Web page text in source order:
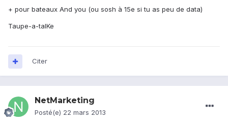
+ pour bateaux And you (ou sosh à 15e si tu as peu de data)
Taupe-a-talKe
Citer
NetMarketing
Posté(e) 22 mars 2013